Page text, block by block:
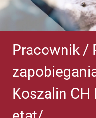
Pracownik /
Koszalin CH